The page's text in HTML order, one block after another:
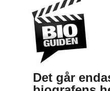
Det går